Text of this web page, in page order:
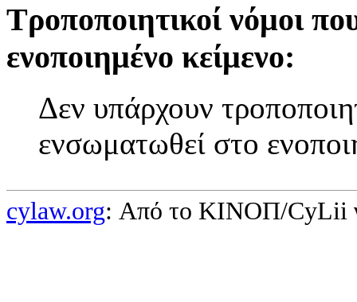
Τροποποιητικοί νόμοι
ενοποιημένο κείμενο:
Δεν υπάρχουν
ενσωματωθεί στο
cylaw.org: Από το ΚΙΝOΠ/CyLii